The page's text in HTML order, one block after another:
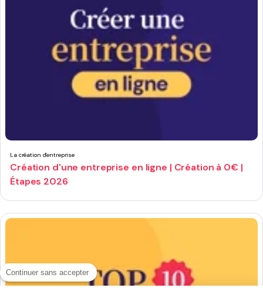
Continuer sans accepter
La création d'entreprise
Création d'une entreprise en ligne | Création à 0€ |
Étapes 2026